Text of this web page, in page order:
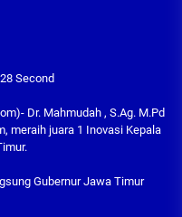
Second
Dr. Mahmudah , S.Ag. M.Pd
meraih juara 1 Inovasi Kepala
Gubernur Jawa Timur